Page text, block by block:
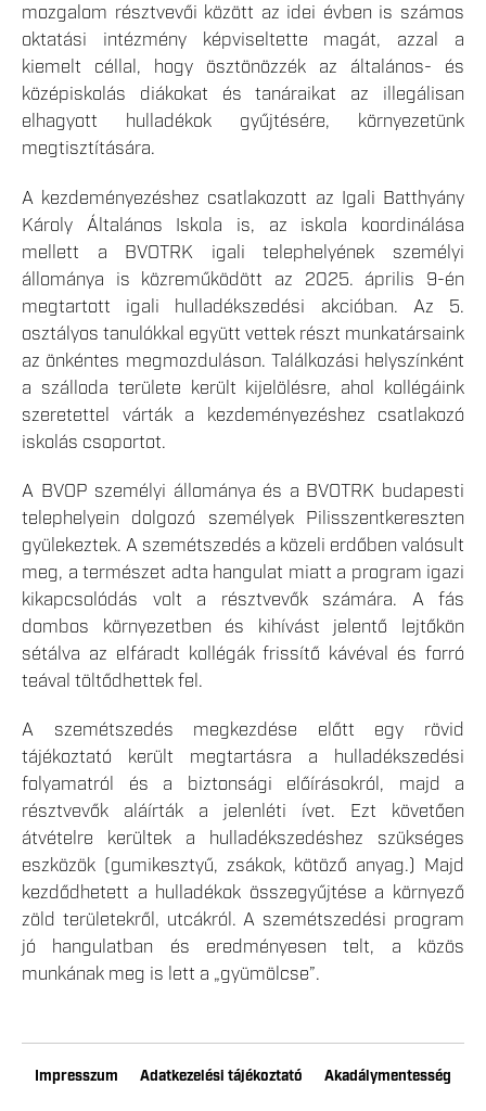
mozgalom résztvevői között az idei évben is számos
oktatási intézmény képviseltette magát, azzal a
kiemelt céllal, hogy ösztönözzék az általános- és
középiskolás diákokat és tanáraikat az illegálisan
elhagyott hulladékok gyűjtésére, környezetünk
megtisztítására.
A kezdeményezéshez csatlakozott az Igali Batthyány
Károly Általános Iskola is, az iskola koordinálása
mellett a BVOTRK igali telephelyének személyi
állománya is közreműködött az 2025. április 9-én
megtartott igali hulladékszedési akcióban. Az 5.
osztályos tanulókkal együtt vettek részt munkatársaink
az önkéntes megmozduláson. Találkozási helyszínként
a szálloda területe került kijelölésre, ahol kollégáink
szeretettel várták a kezdeményezéshez csatlakozó
iskolás csoportot.
A BVOP személyi állománya és a BVOTRK budapesti
telephelyein dolgozó személyek Pilisszentkereszten
gyülekeztek. A szemétszedés a közeli erdőben valósult
meg, a természet adta hangulat miatt a program igazi
kikapcsolódás volt a résztvevők számára. A fás
dombos környezetben és kihívást jelentő lejtőkön
sétálva az elfáradt kollégák frissítő kávéval és forró
teával töltődhettek fel.
A szemétszedés megkezdése előtt egy rövid
tájékoztató került megtartásra a hulladékszedési
folyamatról és a biztonsági előírásokról, majd a
résztvevők aláírták a jelenléti ívet. Ezt követően
átvételre kerültek a hulladékszedéshez szükséges
eszközök (gumikesztyű, zsákok, kötöző anyag.) Majd
kezdődhetett a hulladékok összegyűjtése a környező
zöld területekről, utcákról. A szemétszedési program
jó hangulatban és eredményesen telt, a közös
munkának meg is lett a „gyümölcse”.
Impresszum Adatkezelési tájékoztató Akadálymentesség